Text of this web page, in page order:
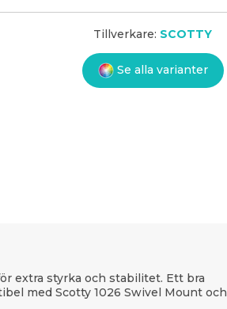
Tillverkare: SCOTTY
Se alla varianter
extra styrka och stabilitet. Ett bra
med Scotty 1026 Swivel Mount och